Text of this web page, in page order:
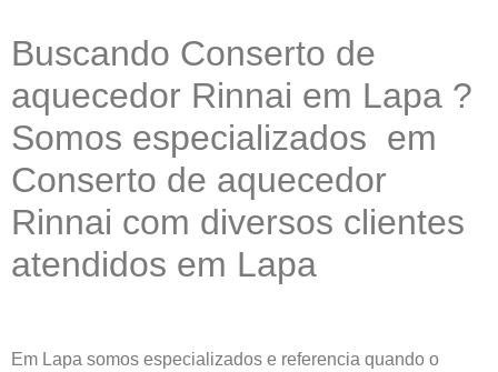
Buscando Conserto de
aquecedor Rinnai em Lapa ?
Somos especializados em
Conserto de aquecedor
Rinnai com diversos clientes
atendidos em Lapa
Em Lapa somos especializados e referencia quando o